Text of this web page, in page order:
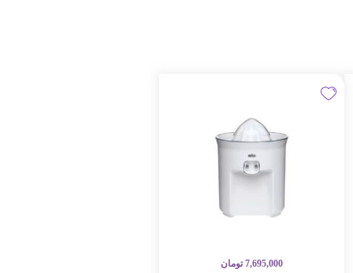
7,695,000 تومان